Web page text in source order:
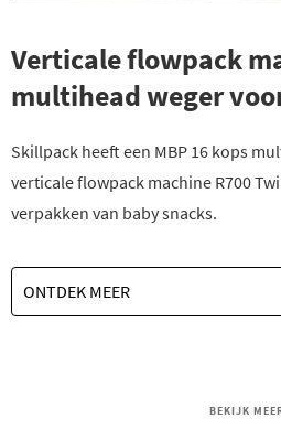
Verticale flowpack
multihead weger
Skillpack heeft een MBP 16 kops
verticale flowpack machine R700
verpakken van baby snacks.
ONTDEK MEER
BEKIJK